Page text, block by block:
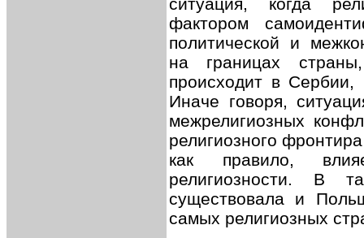
фактором
политической и
на границах
происходит в
Иначе говоря,
межрелигиозных
религиозного
как правило,
религиозности. В
существовала и
самых религиозных